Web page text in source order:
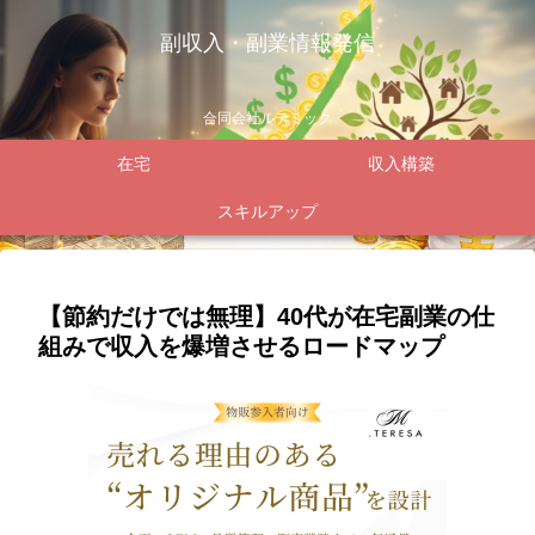
副収入・副業情報発信
合同会社ルテミック
在宅 収入構築
スキルアップ
【節約だけでは無理】40代が在宅副業の仕
組みで収入を爆増させるロードマップ